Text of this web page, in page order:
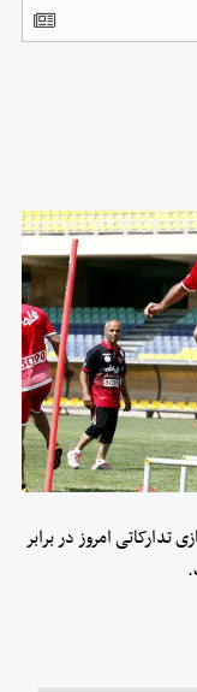
امروز در برابر